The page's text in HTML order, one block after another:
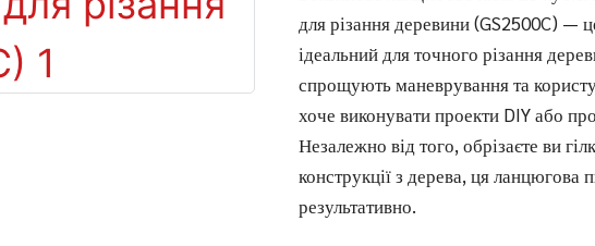
для різання деревини (GS2500C) —
ідеальний для точного різання
спрощують маневрування та
хоче виконувати проекти DIY або
Незалежно від того, обрізаєте ви
конструкції з дерева, ця ланцюгова
результативно.